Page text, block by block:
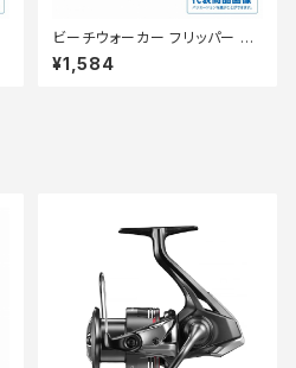
ビーチウォーカー フリッパー 40
g【特価ルアー】【20】
¥1,584